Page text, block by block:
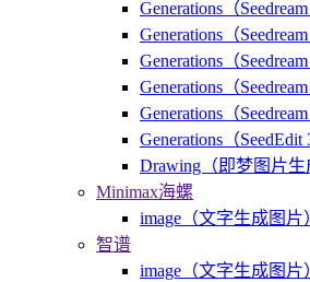
Generations（Seedream
Generations（Seedream
Generations（Seedream
Generations（Seedream
Generations（Seedream
Generations（SeedEdit
Drawing（即梦图片生
Minimax海螺
image（文字生成图片
智谱
image（文字生成图片